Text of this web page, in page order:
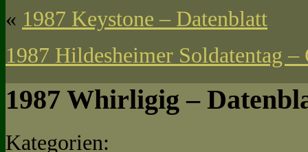
« 1987 Keystone – Datenblatt
1987 Hildesheimer Soldatentag –
1987 Whirligig –
Kategorien: